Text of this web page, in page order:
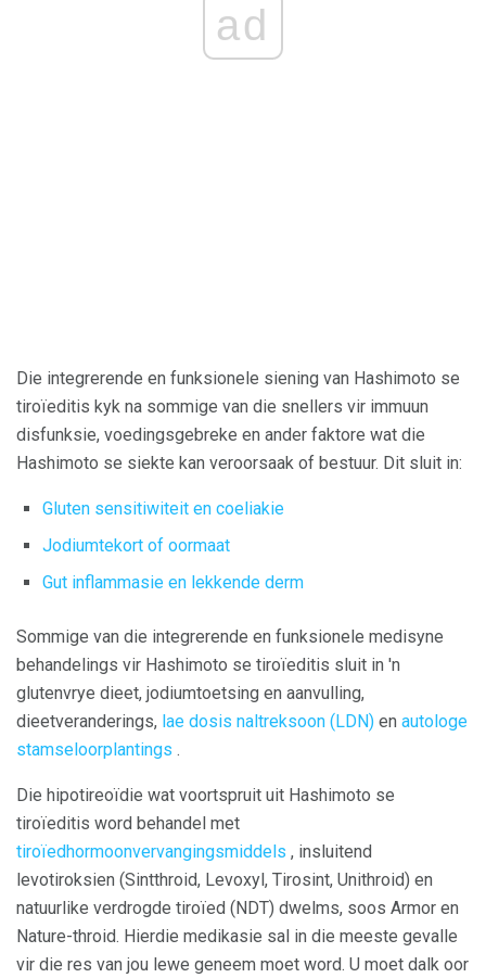
ad
Die integrerende en funksionele siening van Hashimoto se
tiroïeditis kyk na sommige van die snellers vir immuun
disfunksie, voedingsgebreke en ander faktore wat die
Hashimoto se siekte kan veroorsaak of bestuur. Dit sluit in:
Gluten sensitiwiteit en coeliakie
Jodiumtekort of oormaat
Gut inflammasie en lekkende derm
Sommige van die integrerende en funksionele medisyne
behandelings vir Hashimoto se tiroïeditis sluit in 'n
glutenvrye dieet, jodiumtoetsing en aanvulling,
dieetveranderings, lae dosis naltreksoon (LDN) en autologe
stamseloorplantings .
Die hipotireoïdie wat voortspruit uit Hashimoto se
tiroïeditis word behandel met
tiroïedhormoonvervangingsmiddels , insluitend
levotiroksien (Sintthroid, Levoxyl, Tirosint, Unithroid) en
natuurlike verdrogde tiroïed (NDT) dwelms, soos Armor en
Nature-throid. Hierdie medikasie sal in die meeste gevalle
vir die res van jou lewe geneem moet word. U moet dalk oor